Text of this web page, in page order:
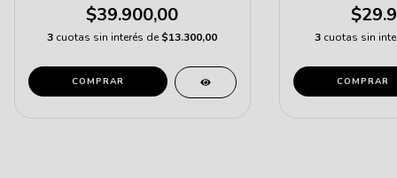
$39.900,00
3 cuotas sin interés de $13.300,00
COMPRAR
3 cuotas sin
COMPRAR